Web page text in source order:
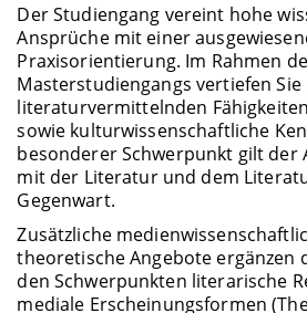
Der Studiengang vereint hohe
Ansprüche mit einer
Praxisorientierung. Im Rahmen
Masterstudiengangs vertiefen Sie
literaturvermittelnden
sowie kulturwissenschaftliche
besonderer Schwerpunkt gilt der
mit der Literatur und dem
Gegenwart.
Zusätzliche
theoretische Angebote ergänzen
den Schwerpunkten literarische
mediale Erscheinungsformen